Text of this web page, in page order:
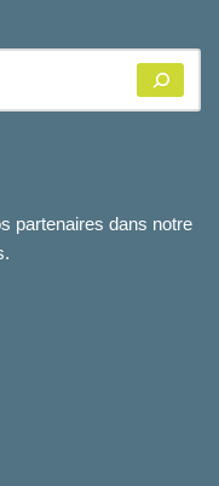
partenaires dans notre